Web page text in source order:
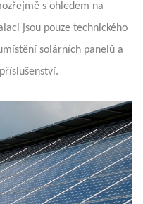
s ohledem na
jsou pouze technického
solárních panelů a